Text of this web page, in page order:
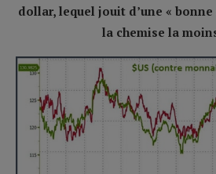
dollar, lequel jouit d’une «
la chemise la